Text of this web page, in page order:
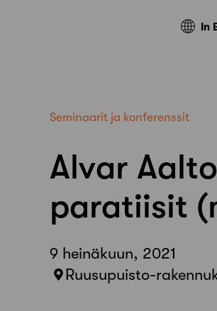
In
Seminaarit ja konferenssit
Alvar
paratiisit
9 heinäkuun, 2021
Ruusupuisto-